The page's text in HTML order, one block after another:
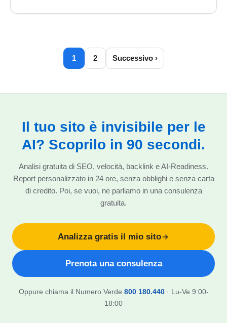
1 2 Successivo ›
Il tuo sito è invisibile per le
AI? Scoprilo in 90 secondi.
Analisi gratuita di SEO, velocità, backlink e AI-Readiness.
Report personalizzato in 24 ore, senza obblighi e senza carta
di credito. Poi, se vuoi, ne parliamo in una consulenza
gratuita.
Analizza gratis il mio sito
Prenota una consulenza
Oppure chiama il Numero Verde 800 180.440· Lu-Ve 9:00-
18:00